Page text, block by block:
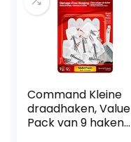
Command Kleine
draadhaken, Value
Pack van 9 haken